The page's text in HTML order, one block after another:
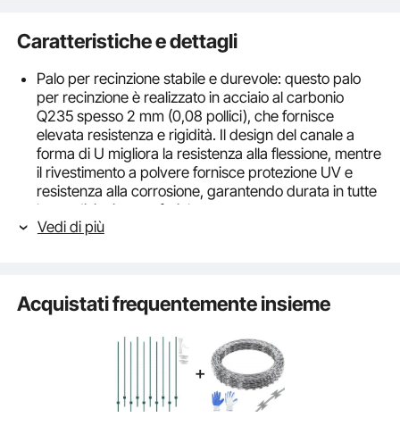
Caratteristiche e dettagli
Palo per recinzione stabile e durevole: questo palo
per recinzione è realizzato in acciaio al carbonio
Q235 spesso 2 mm (0,08 pollici), che fornisce
elevata resistenza e rigidità. Il design del canale a
forma di U migliora la resistenza alla flessione, mentre
il rivestimento a polvere fornisce protezione UV e
resistenza alla corrosione, garantendo durata in tutte
le condizioni atmosferiche.
Specifiche del prodotto: I nostri pali per recinzione
rivettatura esperta garantiscono una struttura
canale a forma di U forniscono un supporto stabile, le
piastre di ancoraggio forniscono ulteriore stabilità.
Installazione semplice: basta battere il palo nel
terreno con un martello o un piantapali finché la
piastra di ancoraggio non si trova sotto la superficie.
Vedi di più
Acquistati frequentemente insieme